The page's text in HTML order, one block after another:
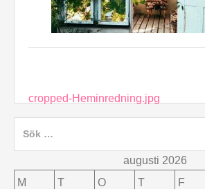
Inläggsnavigering
cropped-Heminredning.jpg
augusti 2026
M
T O T F